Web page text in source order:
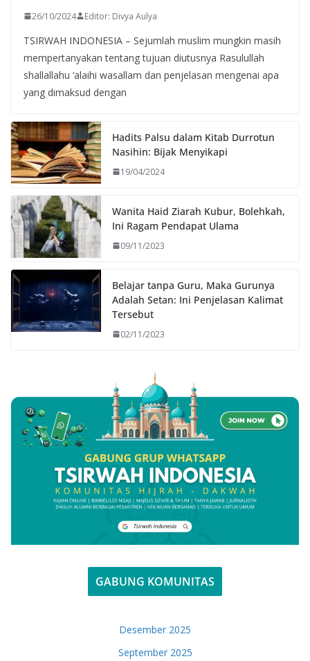
26/10/2024 Editor: Divya Aulya
TSIRWAH INDONESIA – Sejumlah muslim mungkin masih
mempertanyakan tentang tujuan diutusnya Rasulullah
shallallahu ‘alaihi wasallam dan penjelasan mengenai apa
yang dimaksud dengan
Hadits Palsu dalam Kitab Durrotun
Nasihin: Bijak Menyikapi
19/04/2024
Wanita Haid Ziarah Kubur, Bolehkah,
Ini Ragam Pendapat Ulama
09/11/2023
Belajar tanpa Guru, Maka Gurunya
Adalah Setan: Ini Penjelasan Kalimat
Tersebut
02/11/2023
GABUNG KOMUNITAS
Desember 2025
September 2025